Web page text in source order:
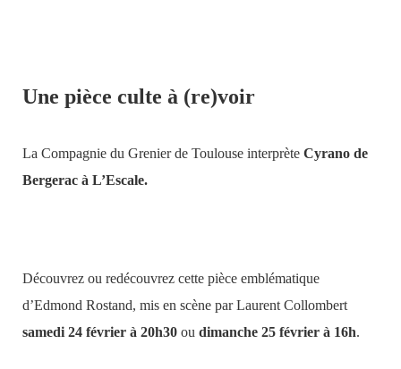
Une pièce culte à (re)voir
La Compagnie du Grenier de Toulouse interprète Cyrano de
Bergerac à L’Escale.
Découvrez ou redécouvrez cette pièce emblématique
d’Edmond Rostand, mis en scène par Laurent Collombert
samedi 24 février à 20h30 ou dimanche 25 février à 16h.